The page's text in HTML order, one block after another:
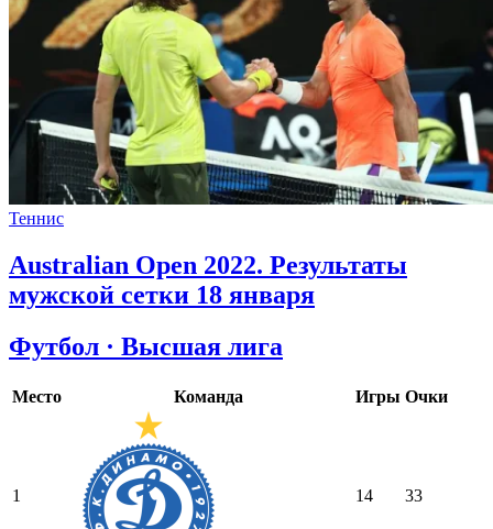
Теннис
Australian Open 2022. Результаты
мужской сетки 18 января
Футбол · Высшая лига
Место Команда Игры Очки
1 14 33